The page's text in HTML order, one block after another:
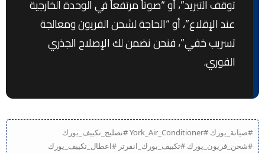
توقف التبريد”، أو “صوتاً مرتفعاً في الوحدة الخارجية
عند الإقلاع”، أو “الحاجة لشحن الفريون ومعالجة
تسريب خفي”، فنحن نضمن لك الإصلاح الجذري
الفوري.
#صيانة_يورك #York_Air_Conditioner #تصليح_تكييف_يورك
#شحن_فريون_يورك #تكييف_يورك_انفرتر #اعطال_تكييف_يورك